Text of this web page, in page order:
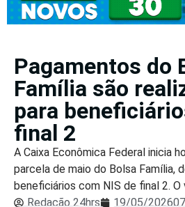
Pagamentos do
Família são
para
final 2
A Caixa Econômica Federal inicia
parcela de maio do Bolsa Família,
beneficiários com NIS de final 2. O
Redação 24hrs
19/05/2026